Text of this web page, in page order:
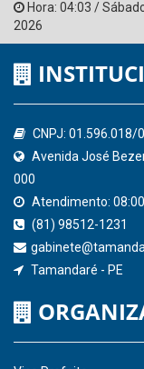
Ministério Público
Controladoria-
Confederação
QEdu
Consultar
Receber
Hora:04:03/
2026